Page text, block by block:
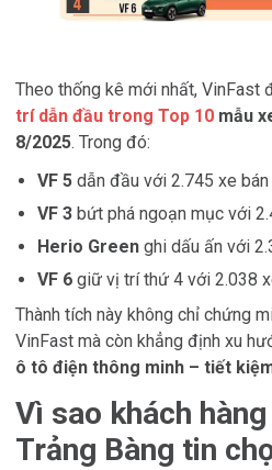
Theo thống kê mới nhất,
trí dẫn đầu trong Top 10 mẫu
8/2025. Trong đó:
VF 5 dẫn đầu với 2.745 xe bán
VF 3 bứt phá ngoạn mục với
Herio Green ghi dấu ấn với
VF 6 giữ vị trí thứ 4 với 2.038
Thành tích này không chỉ chứng
VinFast mà còn khẳng định xu
ô tô điện thông minh – tiết
Vì sao khách
Trảng Bàng tin